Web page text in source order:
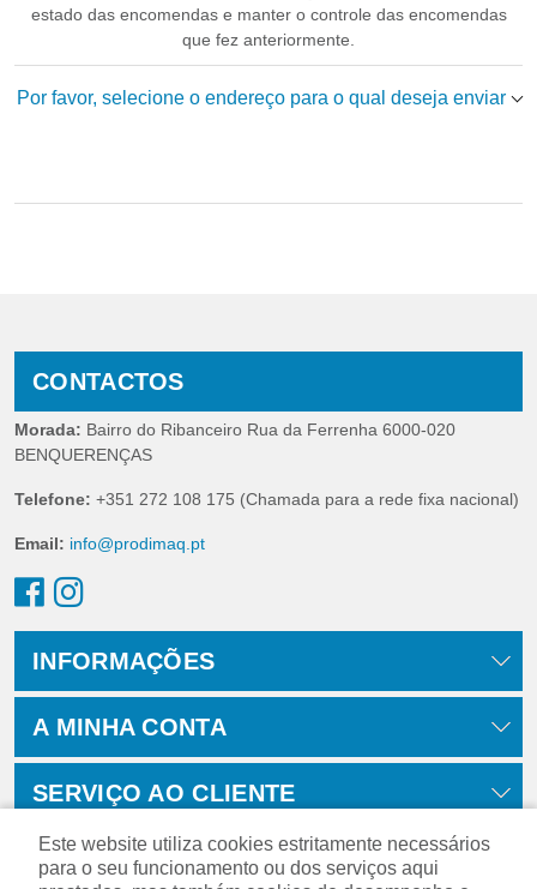
estado das encomendas e manter o controle das encomendas
que fez anteriormente.
Por favor, selecione o endereço para o qual deseja enviar
CONTACTOS
Morada: Bairro do Ribanceiro Rua da Ferrenha 6000-020
BENQUERENÇAS
Telefone: +351 272 108 175 (Chamada para a rede fixa nacional)
Email: info@prodimaq.pt
INFORMAÇÕES
A MINHA CONTA
SERVIÇO AO CLIENTE
Este website utiliza cookies estritamente necessários
para o seu funcionamento ou dos serviços aqui